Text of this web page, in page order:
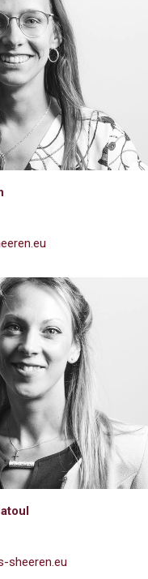
sheeren.eu